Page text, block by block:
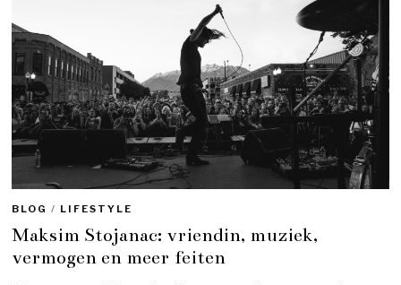
BLOG / LIFESTYLE
Maksim Stojanac: vriendin, muziek,
vermogen en meer feiten